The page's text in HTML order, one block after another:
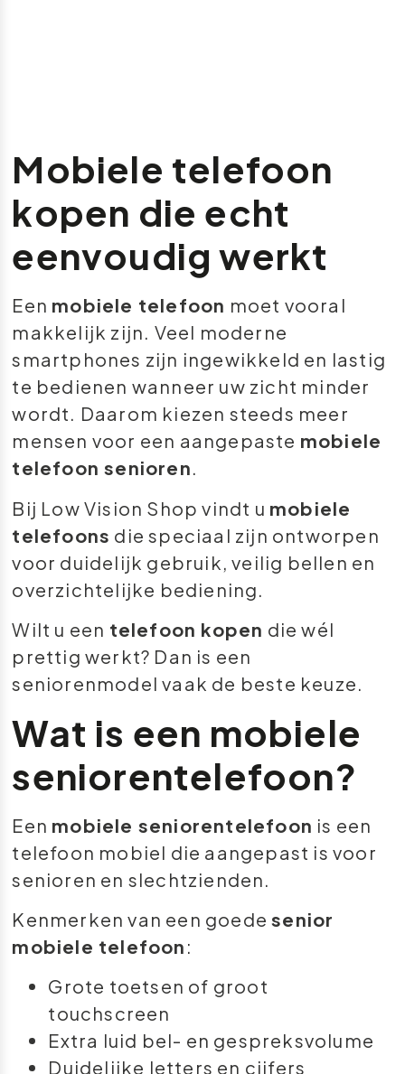
Mobiele telefoon
kopen die echt
eenvoudig werkt
Een mobiele telefoon moet vooral
makkelijk zijn. Veel moderne
smartphones zijn ingewikkeld en lastig
te bedienen wanneer uw zicht minder
wordt. Daarom kiezen steeds meer
mensen voor een aangepaste mobiele
telefoon senioren.
Bij Low Vision Shop vindt u mobiele
telefoons die speciaal zijn ontworpen
voor duidelijk gebruik, veilig bellen en
overzichtelijke bediening.
Wilt u een telefoon kopen die wél
prettig werkt? Dan is een
seniorenmodel vaak de beste keuze.
Wat is een mobiele
seniorentelefoon?
Een mobiele seniorentelefoon is een
telefoon mobiel die aangepast is voor
senioren en slechtzienden.
Kenmerken van een goedesenior
mobiele telefoon :
Grote toetsen of groot
touchscreen
Extra luid bel- en gespreksvolume
Duidelijke letters en cijfers